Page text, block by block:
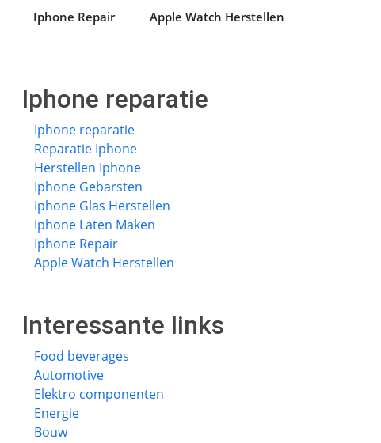
Iphone Repair Apple Watch Herstellen
Iphone reparatie
Iphone reparatie
Reparatie Iphone
Herstellen Iphone
Iphone Gebarsten
Iphone Glas Herstellen
Iphone Laten Maken
Iphone Repair
Apple Watch Herstellen
Interessante links
Food beverages
Automotive
Elektro componenten
Energie
Bouw